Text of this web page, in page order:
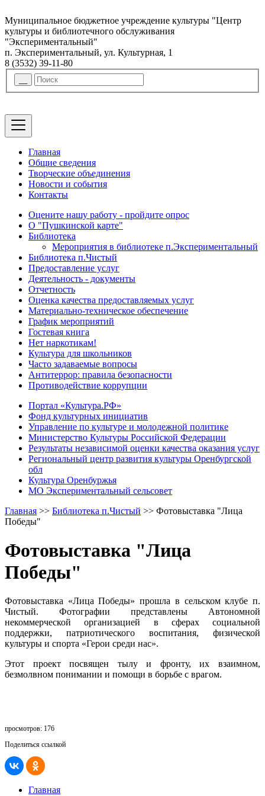
Муниципальное бюджетное учреждение культуры "Центр
культуры и библиотечного обслуживания
"Экспериментальный"
п. Экспериментальный, ул. Культурная, 1
8 (3532) 39-11-80
Главная
Общие сведения
Творческие объединения
Новости и события
Контакты
Оцените нашу работу - пройдите опрос
О "Пушкинской карте"
Библиотека
Мероприятия в библиотеке п.Экспериментальный
Библиотека п.Чистый
Предоставление услуг
Деятельность - документы
Отчетность
Оценка качества предоставляемых услуг
Материально-техническое обеспечение
График мероприятий
Гостевая книга
Нет наркотикам!
Культура для школьников
Часто задаваемые вопросы
Антитеррор: правила безопасности
Противодействие коррупции
Портал «Культура.РФ»
Фонд культурных инициатив
Управление по культуре и молодежной политике
Министерство Культуры Российской Федерации
Результаты независимой оценки качества оказания услуг
Региональный центр развития культуры Оренбургской
обл
Культура Оренбуржья
МО Экспериментальный сельсовет
Главная >> Библиотека п.Чистый >> Фотовыставка "Лица
Победы"
Фотовыставка "Лица
Победы"
Фотовыставка «Лица Победы» прошла в сельском клубе п.
Чистый. Фотографии представлены Автономной
некоммерческой организацией в сферах социальной
поддержки, патриотического воспитания, физической
культуры и спорта «Герои среди нас».
Этот проект посвящен тылу и фронту, их взаимном,
безмолвном понимании и помощи в борьбе с врагом.
просмотров: 176
Поделиться ссылкой
Главная